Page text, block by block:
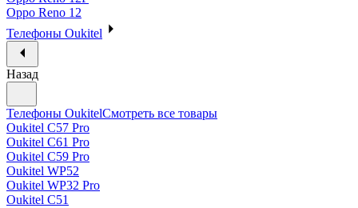
Oppo Reno 12
Телефоны Oukitel
Назад
Телефоны OukitelСмотреть все товары
Oukitel C57 Pro
Oukitel C61 Pro
Oukitel C59 Pro
Oukitel WP52
Oukitel WP32 Pro
Oukitel C51